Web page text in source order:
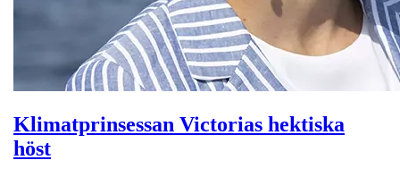
Klimatprinsessan Victorias hektiska
höst